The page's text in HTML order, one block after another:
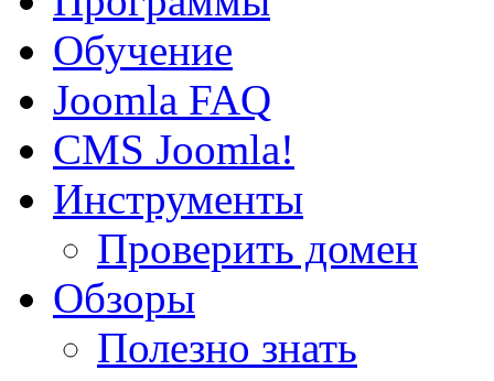
Обучение
Joomla FAQ
CMS Joomla!
Инструменты
Проверить домен
Обзоры
Полезно знать